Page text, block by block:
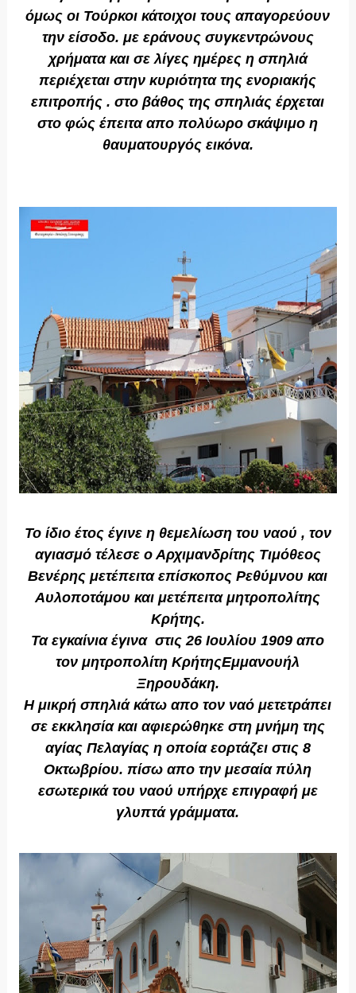
όμως οι Τούρκοι κάτοιχοι τους απαγορεύουν
την είσοδο. με εράνους συγκεντρώνους
χρήματα και σε λίγες ημέρες η σπηλιά
περιέχεται στην κυριότητα της ενοριακής
επιτροπής . στο βάθος της σπηλιάς έρχεται
στο φώς έπειτα απο πολύωρο σκάψιμο η
θαυματουργός εικόνα.
Το ίδιο έτος έγινε η θεμελίωση του ναού , τον
αγιασμό τέλεσε ο Αρχιμανδρίτης Τιμόθεος
Βενέρης μετέπειτα επίσκοπος Ρεθύμνου και
Αυλοποτάμου και μετέπειτα μητροπολίτης
Κρήτης.
Τα εγκαίνια έγινα στις 26 Ιουλίου 1909 απο
τον μητροπολίτη ΚρήτηςΕμμανουήλ
Ξηρουδάκη.
Η μικρή σπηλιά κάτω απο τον ναό μετετράπει
σε εκκλησία και αφιερώθηκε στη μνήμη της
αγίας Πελαγίας η οποία εορτάζει στις 8
Οκτωβρίου. πίσω απο την μεσαία πύλη
εσωτερικά του ναού υπήρχε επιγραφή με
γλυπτά γράμματα.